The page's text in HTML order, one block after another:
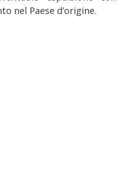
nel Paese d’origine.